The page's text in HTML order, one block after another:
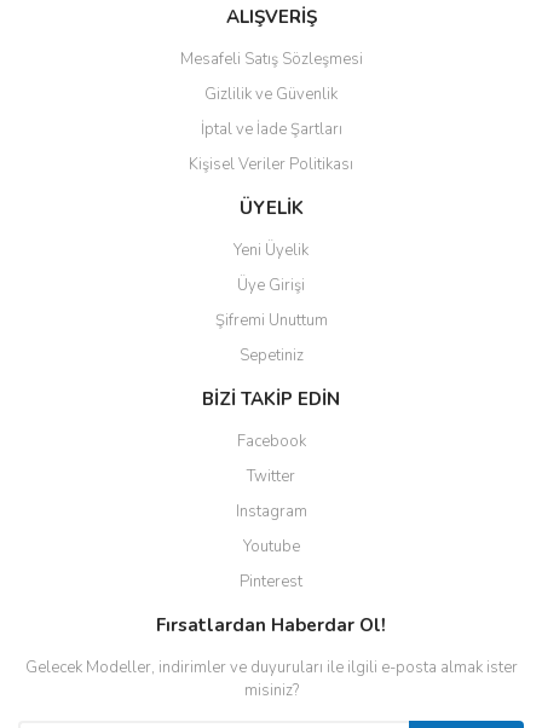
Bu ürüne benzer farklı alternatifler olmalı.
Gönder
ALIŞVERİŞ
Mesafeli Satış Sözleşmesi
Gizlilik ve Güvenlik
İptal ve İade Şartları
Kişisel Veriler Politikası
ÜYELİK
Yeni Üyelik
Üye Girişi
Şifremi Unuttum
Sepetiniz
BİZİ TAKİP EDİN
Facebook
Twitter
Instagram
Youtube
Pinterest
Fırsatlardan Haberdar Ol!
Gelecek Modeller, indirimler ve duyuruları ile ilgili e-posta almak ister
misiniz?